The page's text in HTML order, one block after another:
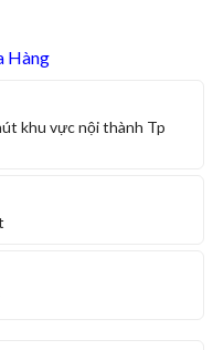
Hàng
khu vực nội thành Tp